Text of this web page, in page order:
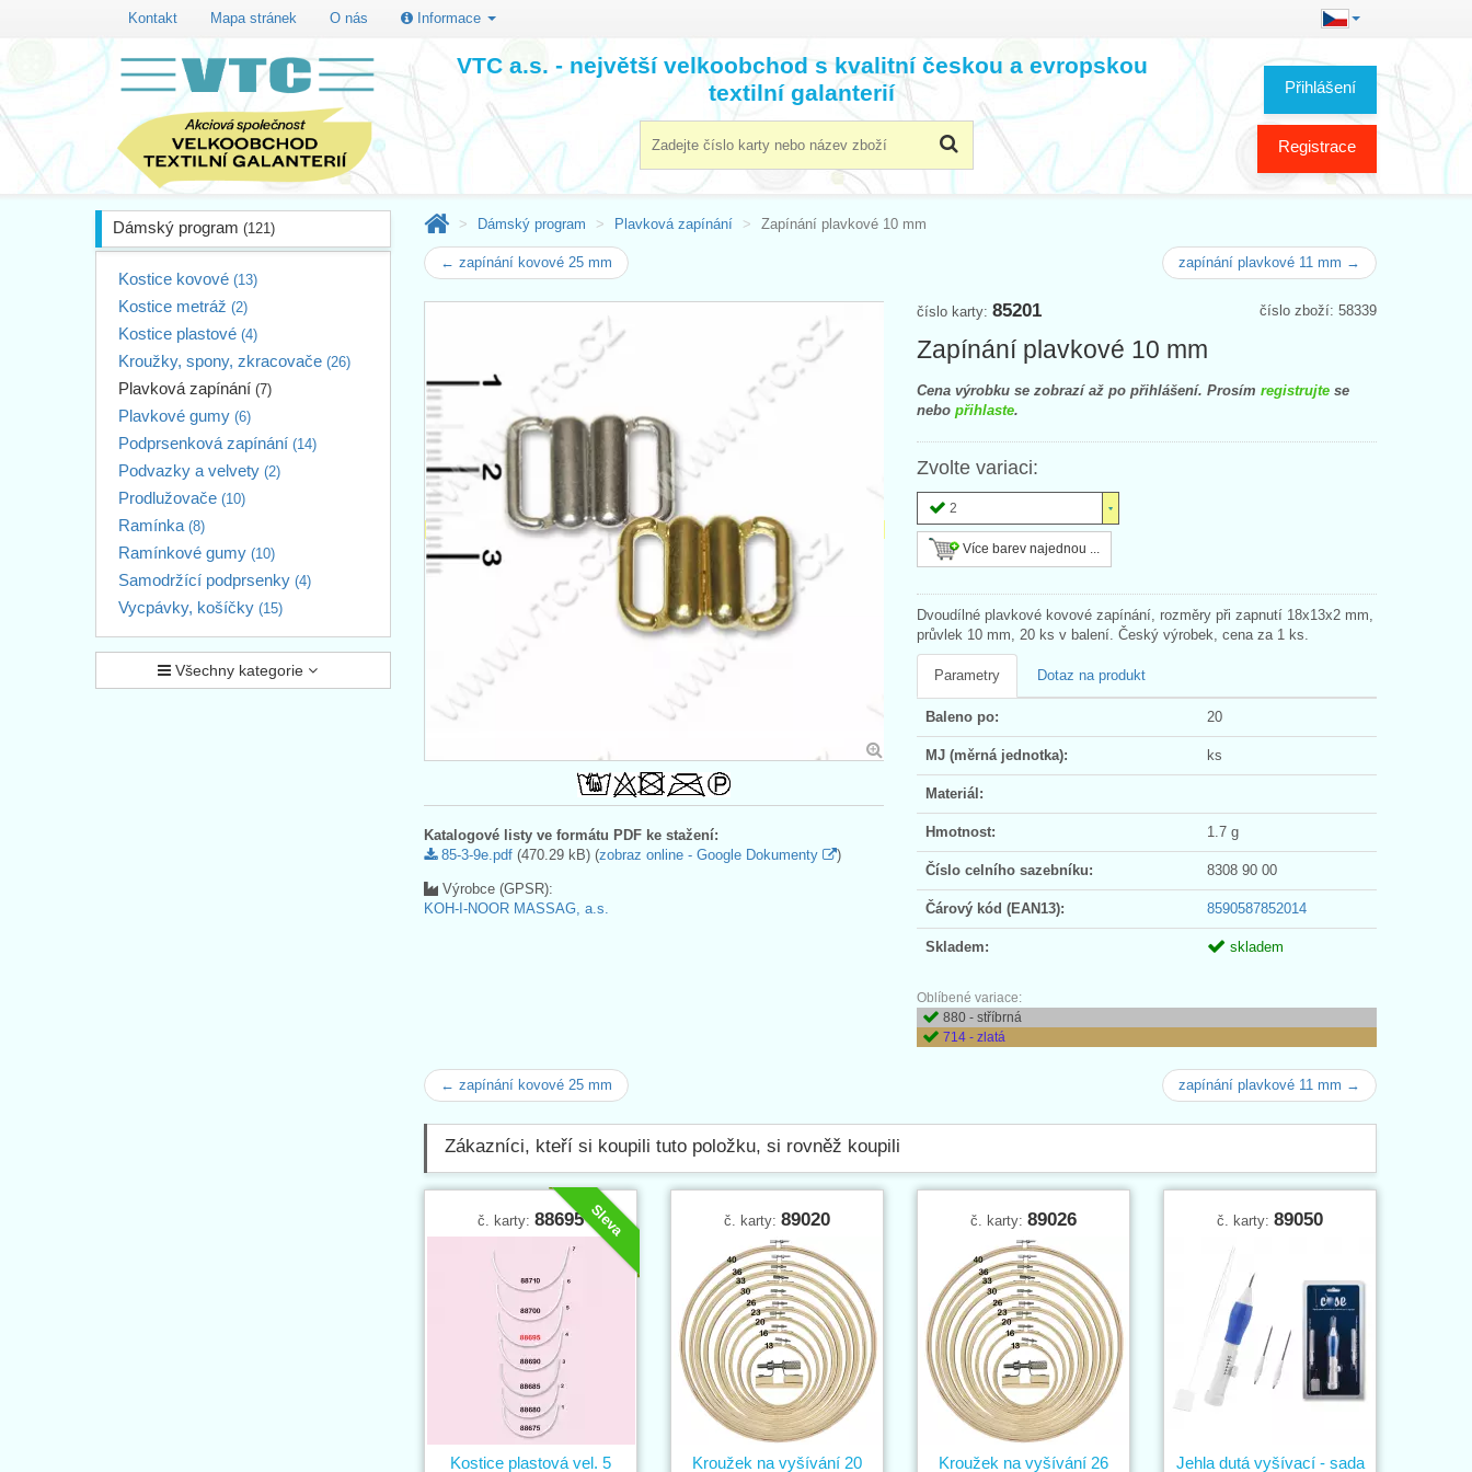
Kontakt Mapa stránek O nás Informace
Přihlášení
Registrace
VTC a.s. - největší velkoobchod s kvalitní českou a evropskou
textilní galanterií
Dámský program (121)
Kostice kovové (13)
Kostice metráž (2)
Kostice plastové (4)
Kroužky, spony, zkracovače (26)
Plavková zapínání (7)
Plavkové gumy (6)
Podprsenková zapínání (14)
Podvazky a velvety (2)
Prodlužovače (10)
Ramínka (8)
Ramínkové gumy (10)
Samodržící podprsenky (4)
Vycpávky, košíčky (15)
Všechny kategorie
Dámský program Plavková zapínání Zapínání plavkové 10 mm
← zapínání kovové 25 mm zapínání plavkové 11 mm →
číslo zboží: 58339
číslo karty: 85201
Zapínání plavkové 10 mm
Cena výrobku se zobrazí až po přihlášení. Prosím registrujte se
nebo přihlaste.
Zvolte variaci:
2
Více barev najednou ...
Dvoudílné plavkové kovové zapínání, rozměry při zapnutí 18x13x2 mm,
průvlek 10 mm, 20 ks v balení. Český výrobek, cena za 1 ks.
Parametry Dotaz na produkt
Baleno po: 20
MJ (měrná jednotka): ks
Materiál:
Hmotnost: 1.7 g
Číslo celního sazebníku: 8308 90 00
Čárový kód (EAN13): 8590587852014
Skladem: skladem
Oblíbené variace:
880 - stříbrná
714 - zlatá
Katalogové listy ve formátu PDF ke stažení:
85-3-9e.pdf (470.29 kB) (zobraz online - Google Dokumenty )
Výrobce (GPSR):
KOH-I-NOOR MASSAG, a.s.
← zapínání kovové 25 mm zapínání plavkové 11 mm →
Zákazníci, kteří si koupili tuto položku, si rovněž koupili
Sleva
č. karty: 88695
Kostice plastová vel. 5
č. karty: 89020
Kroužek na vyšívání 20
č. karty: 89026
Kroužek na vyšívání 26
č. karty: 89050
Jehla dutá vyšívací - sada